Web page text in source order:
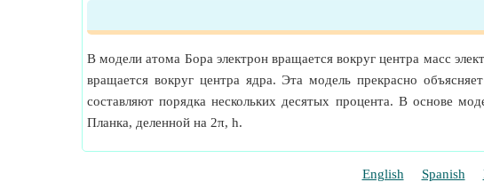
В модели атома Бора электрон вращается вокруг центра масс
вращается вокруг центра ядра. Эта модель прекрасно
составляют порядка нескольких десятых процента. В основе
Планка, деленной на 2π, h.
English Spanish